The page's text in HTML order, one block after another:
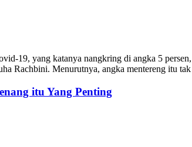
19, yang katanya nangkring di angka 5
Rachbini. Menurutnya, angka mentereng itu
itu Yang Penting